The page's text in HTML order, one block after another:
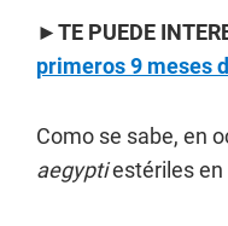
►TE PUEDE
primeros 9 meses
Como se sabe, en
aegyptiestériles en